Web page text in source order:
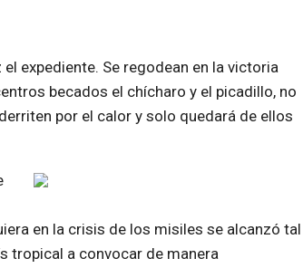
expediente. Se regodean en la victoria
becados el chícharo y el picadillo, no
por el calor y solo quedará de ellos
en la crisis de los misiles se alcanzó tal
tropical a convocar de manera